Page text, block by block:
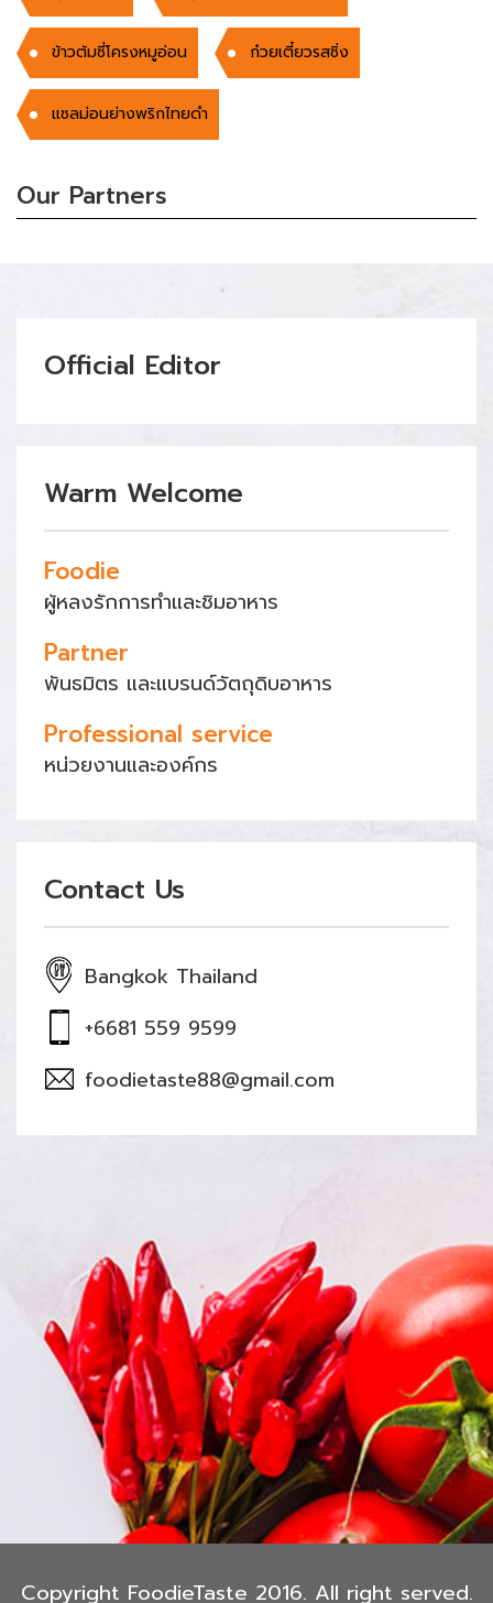
ข้าวต้มซี่โครงหมูอ่อน ก๋วยเตี๋ยวรสซิ่ง
แซลม่อนย่างพริกไทยดำ
Our Partners
Official Editor
Warm Welcome
Foodie
ผู้หลงรักการทำและชิมอาหาร
Partner
พันธมิตร และแบรนด์วัตถุดิบอาหาร
Professional service
หน่วยงานและองค์กร
Contact Us
Bangkok Thailand
+6681 559 9599
foodietaste88@gmail.com
Copyright FoodieTaste 2016. All right served.